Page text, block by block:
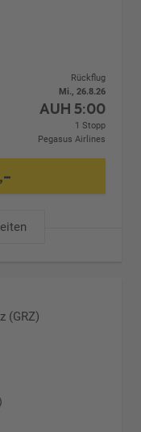
Rückflug
Mi., 26.8.26
AUH 5:00
1 Stopp
Pegasus Airlines
(GRZ)